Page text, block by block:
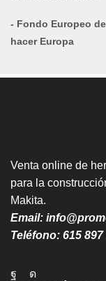
- Fondo Europeo
hacer Europa
Venta online de
para la
Makita.
Email:
Teléfono: 615 897